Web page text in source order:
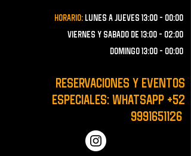
Horario: lunes a JUEVES 13:00 - 00:00
VIERNES Y SABADO de 13:00 - 02:00
domingo 13:00 - 00:00
RESERVACIONES y EVENTOS
ESPECIALES: WHATSAPP +52
9991651126